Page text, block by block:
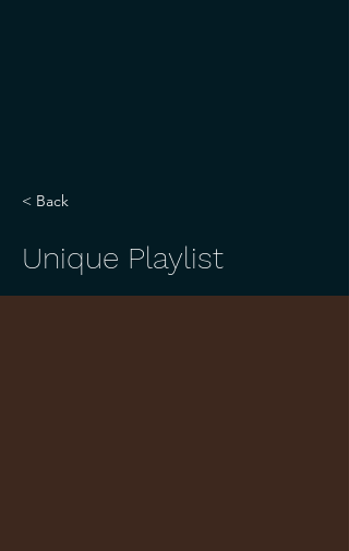
< Back
Unique Playlist